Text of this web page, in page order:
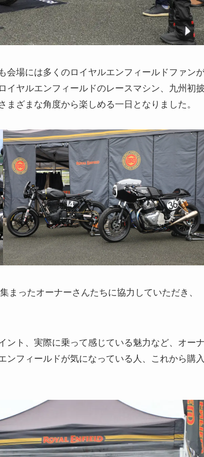
会場には多くのロイヤルエンフィールドファン
ヤルエンフィールドのレースマシン、九州初
ざまな角度から楽しめる一日となりました。
ったオーナーさんたちに協力していただき、
ト、実際に乗って感じている魅力など、オー
ンフィールドが気になっている人、これから購